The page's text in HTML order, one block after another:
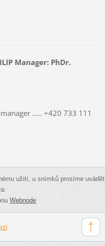
Manager: PhDr.
..... +420 733 111
užití, u snímků prosíme uvádět
Webnode